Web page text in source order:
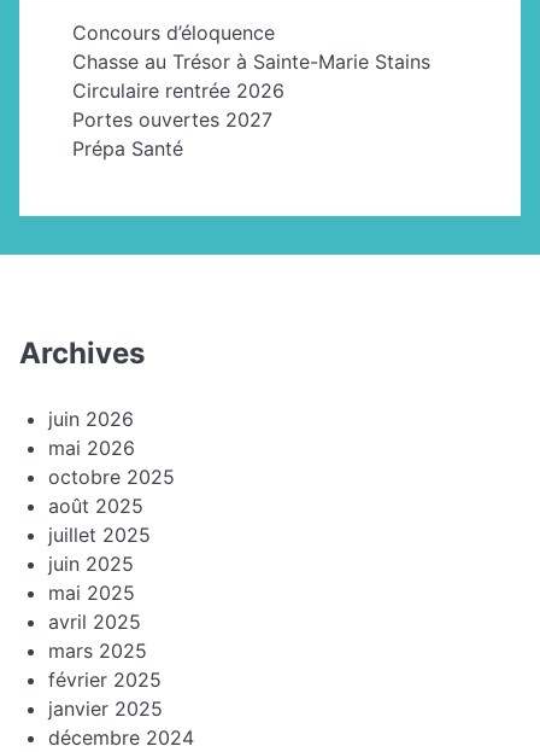
Concours d’éloquence
Chasse au Trésor à Sainte-Marie Stains
Circulaire rentrée 2026
Portes ouvertes 2027
Prépa Santé
Archives
juin 2026
mai 2026
octobre 2025
août 2025
juillet 2025
juin 2025
mai 2025
avril 2025
mars 2025
février 2025
janvier 2025
décembre 2024